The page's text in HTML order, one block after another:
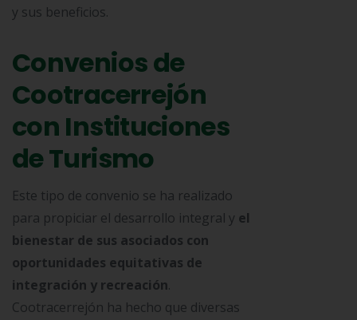
y sus beneficios.
Convenios de
Cootracerrejón
con Instituciones
de Turismo
Este tipo de convenio se ha realizado
para propiciar el desarrollo integral y el
bienestar de sus asociados con
oportunidades equitativas de
integración y recreación.
Cootracerrejón ha hecho que diversas